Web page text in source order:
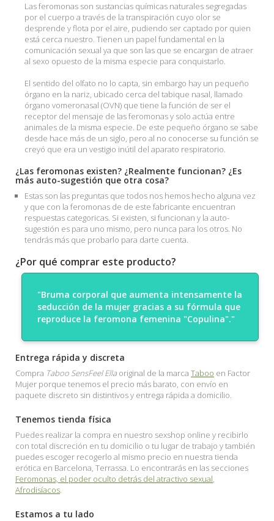
Las feromonas son sustancias químicas naturales segregadas
por el cuerpo a través de la transpiración cuyo olor se
desprende y flota por el aire, pudiendo ser captado por quien
está cerca nuestro. Tienen un papel fundamental en la
comunicación sexual ya que son las que se encargan de atraer
al sexo opuesto de la misma especie para conquistarlo.
El sentido del olfato no lo capta, sin embargo hay un pequeño
órgano en la nariz, ubicado cerca del tabique nasal, llamado
órgano vomeronasal (OVN) que tiene la función de ser el
receptor del mensaje de las feromonas y solo actúa entre
animales de la misma especie. De este pequeño órgano se sabe
desde hace más de un siglo, pero al no conocerse su función se
creyó que era un vestigio inútil del aparato respiratorio.
¿Las feromonas existen? ¿Realmente funcionan? ¿Es
más auto-sugestión que otra cosa?
Estas son las preguntas que todos nos hemos hecho alguna vez
y que con la feromonas de de este fabricante encuentran
respuestas categoricas. Si existen, si funcionan y la auto-
sugestión es para uno mismo, pero nunca para los otros. No
tendrás más que probarlo para darte cuenta.
¿Por qué comprar este producto?
"Bruma corporal que aumenta intensamente la
seducción de la mujer gracias a su fórmula que
reproduce la feromona femenina "Copulina"."
Entrega rápida y discreta
Compra Taboo SensFeel Ella original de la marca Taboo en Factor
Mujer porque tenemos el precio más barato, con envío en
paquete discreto sin distintivos y entrega rápida a domicilio.
Tenemos tienda física
Puedes realizar la compra en nuestro sexshop online y recibirlo
con total discreción en tu domicilio o tu lugar de trabajo y también
puedes escoger recogerlo al mismo precio en nuestra tienda
erótica en Barcelona, Terrassa. Lo encontrarás en las secciones
Feromonas, el poder oculto detrás del atractivo sexual,
Afrodisíacos.
Estamos a tu lado